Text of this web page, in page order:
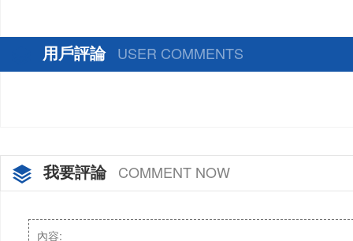
用戶評論 USER COMMENTS
我要評論 COMMENT NOW